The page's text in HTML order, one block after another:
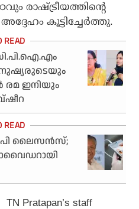
രാഷ്ട്രീയത്തിന്റെ
കൂട്ടിച്ചേര്‍ത്തു.
ഇനിയും
ലൈസന്‍സ്;
TN Pratapan’s staff